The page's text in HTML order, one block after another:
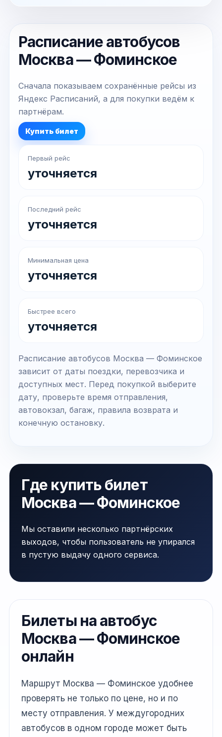
Расписание автобусов
Москва — Фоминское
Сначала показываем сохранённые рейсы из
Яндекс Расписаний, а для покупки ведём к
партнёрам.
Купить билет
Первый рейс
уточняется
Последний рейс
уточняется
Минимальная цена
уточняется
Быстрее всего
уточняется
Расписание автобусов Москва — Фоминское
зависит от даты поездки, перевозчика и
доступных мест. Перед покупкой выберите
дату, проверьте время отправления,
автовокзал, багаж, правила возврата и
конечную остановку.
Где купить билет
Москва — Фоминское
Мы оставили несколько партнёрских
выходов, чтобы пользователь не упирался
в пустую выдачу одного сервиса.
Билеты на автобус
Москва — Фоминское
онлайн
Маршрут Москва — Фоминское удобнее
проверять не только по цене, но и по
месту отправления. У междугородних
автобусов в одном городе может быть